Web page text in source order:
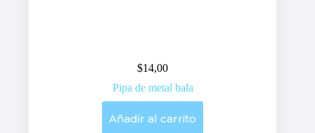
$14,00
Pipa de metal bala
Añadir al carrito